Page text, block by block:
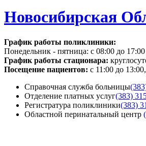
Новосибирская
График работы поликлиники:
Понедельник - пятница: с 08:00 до 17:00
График работы стационара:
Посещение пациентов: с 11:00 до
Справочная служба больницы
Отделение платных услуг(383)
Регистратура поликлиники(383)
Областной перинатальный центр